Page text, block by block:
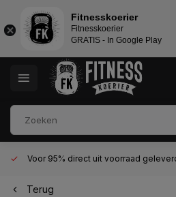
Voor 95% direct uit voorraad
Terug
Fitnesskoerier
Fitnesskoerier
GRATIS - In Google Play